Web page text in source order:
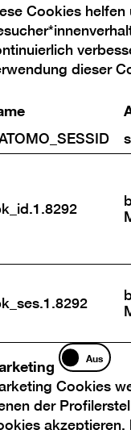
Galerie kann
haben.
handelten
der Welt.
Cookies
dieser
Marketing
Aus
Cookies
der
akzeptieren,